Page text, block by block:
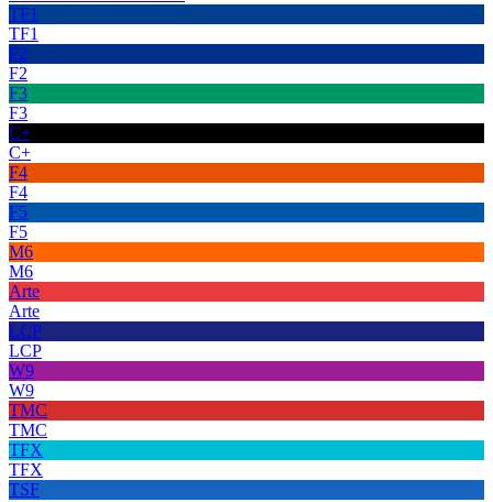
TF1
TF1
F2
F2
F3
F3
C+
C+
F4
F4
F5
F5
M6
M6
Arte
Arte
LCP
LCP
W9
W9
TMC
TMC
TFX
TFX
TSF